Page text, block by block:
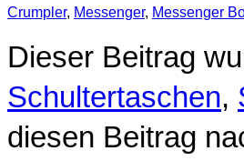
Crumpler, Messenger, Messenger
Dieser Beitrag
Schultertaschen,
diesen Beitrag